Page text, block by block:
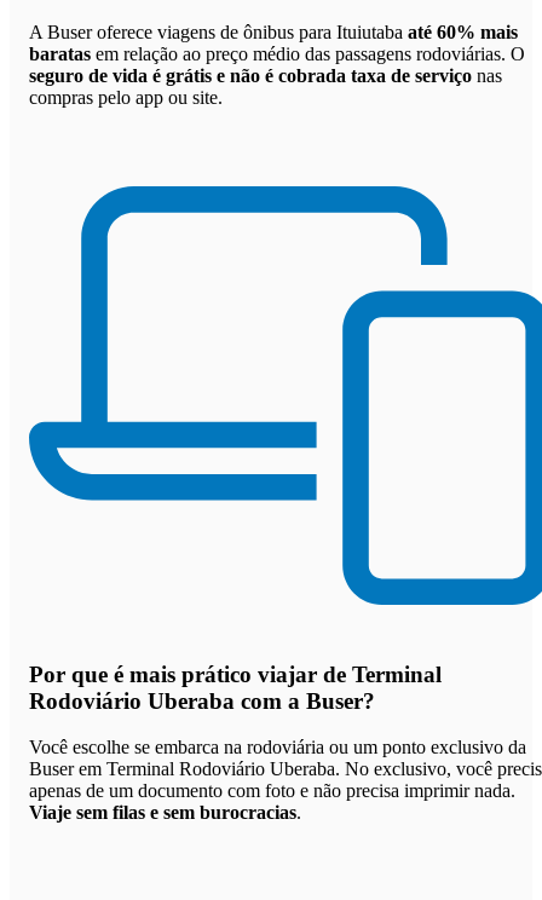
A Buser oferece viagens de ônibus para Ituiutaba até 60% mais
baratas em relação ao preço médio das passagens rodoviárias. O
seguro de vida é grátis e não é cobrada taxa de serviço nas
compras pelo app ou site.
Por que é mais prático viajar de Terminal
Rodoviário Uberaba com a Buser?
Você escolhe se embarca na rodoviária ou um ponto exclusivo da
Buser em Terminal Rodoviário Uberaba. No exclusivo, você
apenas de um documento com foto e não precisa imprimir nada.
Viaje sem filas e sem burocracias.